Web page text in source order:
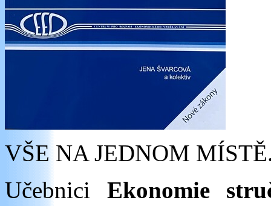
VŠE NA JEDNOM
Učebnici Ekonomie